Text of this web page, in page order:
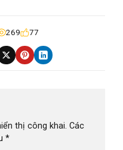
269 77
thị công khai. Các
*